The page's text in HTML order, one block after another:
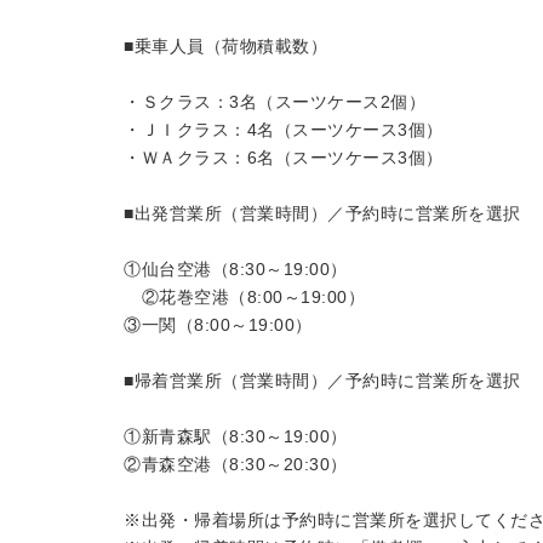
■乗車人員（荷物積載数）
・Ｓクラス：3名（スーツケース2個）
・ＪＩクラス：4名（スーツケース3個）
・ＷＡクラス：6名（スーツケース3個）
■出発営業所（営業時間）／予約時に営業所を選択
①仙台空港（8:30～19:00）
②花巻空港（8:00～19:00）
③一関（8:00～19:00）
■帰着営業所（営業時間）／予約時に営業所を選択
①新青森駅（8:30～19:00）
②青森空港（8:30～20:30）
※出発・帰着場所は予約時に営業所を選択してくだ